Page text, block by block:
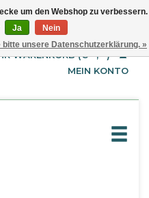
EUR
GBP
USD
English
Français
WARENKORB (€--,--)
MEIN KONTO
um den Webshop zu verbessern.
Ja
Nein
unsere Datenschutzerklärung. »